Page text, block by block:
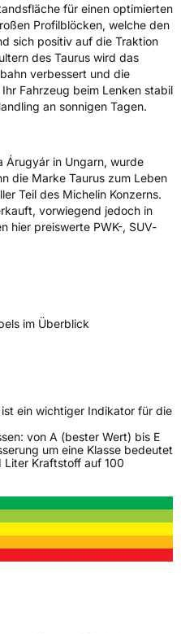
Alpine-Symbol
(GPSR)
FRANCAISE DES
MICHELIN, place des
23 63000 Clermont-
für einen optimierten
Profilblöcken, welche den
sich positiv auf die Traktion
des Taurus wird das
verbessert und die
Fahrzeug beim Lenken stabil
an sonnigen Tagen.
Árugyár in Ungarn, wurde
die Marke Taurus zum Leben
Teil des Michelin Konzerns.
vorwiegend jedoch in
hier preiswerte PWK-, SUV-
im Überblick
ein wichtiger Indikator für die
von A (bester Wert) bis E
um eine Klasse bedeutet
Liter Kraftstoff auf 100